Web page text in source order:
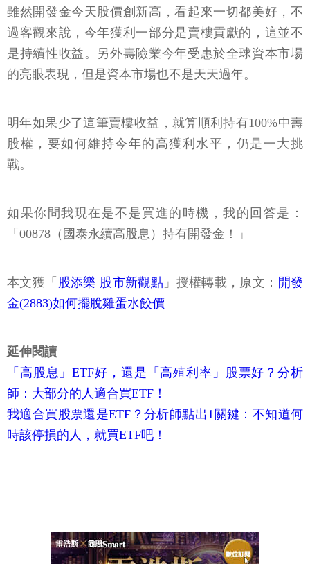
雖然開發金今天股價創新高，看起來一切都美好，不
過客觀來說，今年獲利一部分是賣樓貢獻的，這並不
是持續性收益。另外壽險業今年受惠於全球資本市場
的亮眼表現，但是資本市場也不是天天過年。
明年如果少了這筆賣樓收益，就算順利持有100%中壽
股權，要如何維持今年的高獲利水平，仍是一大挑
戰。
如果你問我現在是不是買進的時機，我的回答是：
「00878（國泰永續高股息）持有開發金！」
本文獲「 股添樂 股市新觀點 」授權轉載，原文： 開發
金(2883)如何擺脫雞蛋水餃價
延伸閱讀
「高股息」ETF好，還是「高殖利率」股票好？分析
師：大部分的人適合買ETF！
我適合買股票還是ETF？分析師點出1關鍵：不知道何
時該停損的人，就買ETF吧！